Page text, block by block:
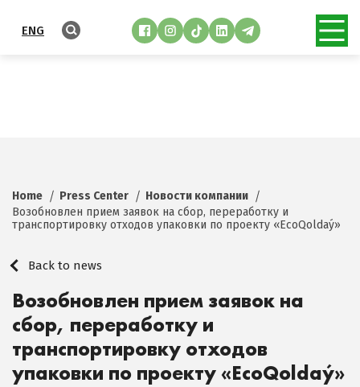
ENG
Home Press Center
Новости компании
Возобновлен прием заявок на сбор, переработку и
транспортировку отходов упаковки по проекту «EсoQoldaý»
Back to news
Возобновлен прием заявок на
сбор, переработку и
транспортировку отходов
упаковки по проекту «EсoQoldaý»